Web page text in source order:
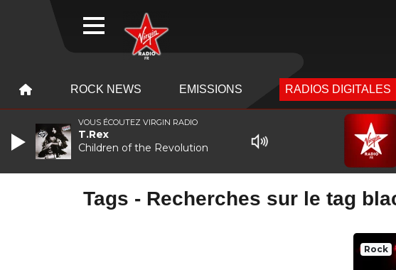
ROCK NEWS EMISSIONS RADIOS DIGITALES
Tags - Recherches sur le tag
Rock
VOUS ÉCOUTEZ VIRGIN RADIO
T.Rex
Children of the Revolution
WEBRADIO